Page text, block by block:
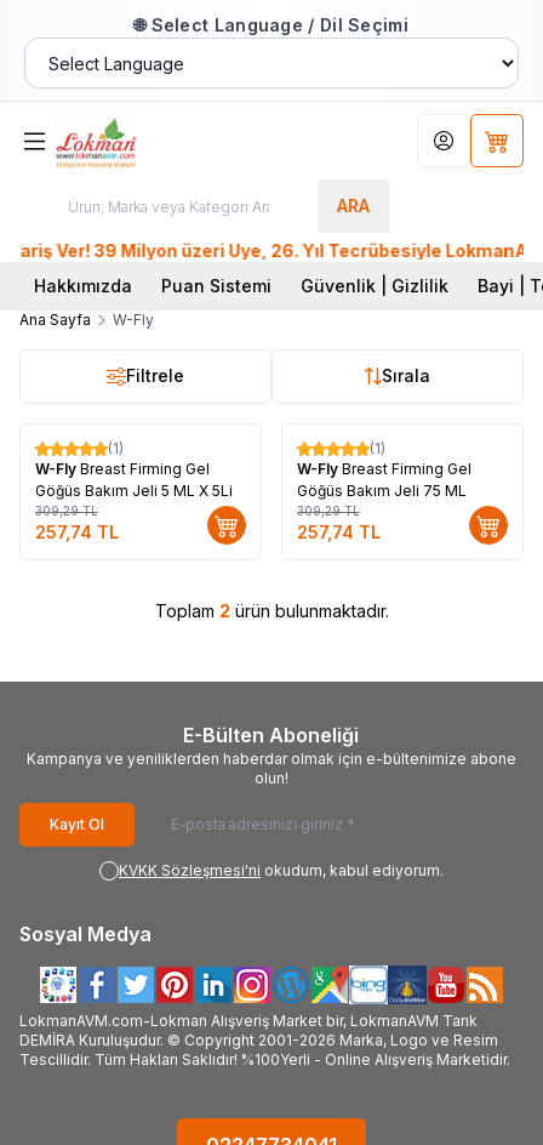
🌐 Select Language / Dil Seçimi
ARA
Hesabım
Ver! 39 Milyon üzeri Üye, 26. Yıl Tecrübesiyle
Hakkımızda
Puan Sistemi Güvenlik | Gizlilik Bayi |
Ana Sayfa W-Fly
Filtrele Sırala
%17
(1)
W-Fly Breast Firming Gel
Göğüs Bakım Jeli 5 ML X 5Li
309,29TL
257,74 TL
%17
(1)
W-Fly Breast Firming Gel
Göğüs Bakım Jeli 75 ML
309,29TL
257,74 TL
Toplam 2 ürün bulunmaktadır.
E-Bülten Aboneliği
Kampanya ve yeniliklerden haberdar olmak için e-bültenimize abone
olun!
Kayıt Ol
KVKK Sözleşmesi'ni okudum, kabul ediyorum.
Sosyal Medya
LokmanAVM.com-Lokman Alışveriş Market bir, LokmanAVM Tarık
DEMİRA Kuruluşudur. © Copyright 2001-2026 Marka, Logo ve Resim
Tescillidir. Tüm Hakları Saklıdır! %100Yerli - Online Alışveriş Marketidir.